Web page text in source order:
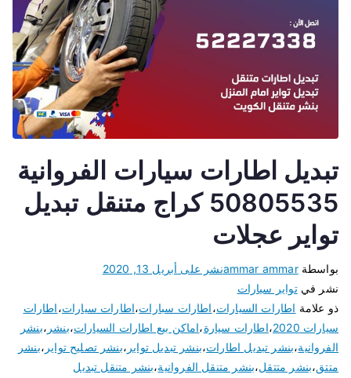
تبديل اطارات سيارات الفروانية
50805535 كراج متنقل تبديل
تواير عجلات
بواسطةammar ammarنشر على أبريل 13, 2020
نشر فيتواير سيارات
ذو علامة اطارات السيارات،اطارات سبارات،اطارات سيارات،اطارات
سيارات 2020
،اطارات سيارة،اماكن بيع اطارات السيارات،بنشر ،بنشر
الفروانية،بنشر تبديل اطارات،بنشر تبديل تواير ،بنشر تصليح تواير ،بنشر
متتق،بنشر متتقل،بنشر متنقل الفروانية،بنشر متنقل تبديل